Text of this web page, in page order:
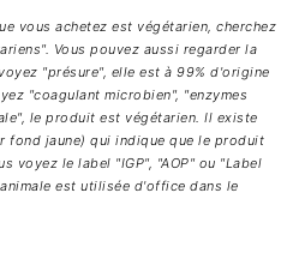
vous achetez est végétarien, cherchez
Vous pouvez aussi regarder la
"présure", elle est à 99% d'origine
"coagulant microbien", "enzymes
le produit est végétarien. Il existe
fond jaune) qui indique que le produit
voyez le label "IGP", "AOP" ou "Label
est utilisée d'office dans le